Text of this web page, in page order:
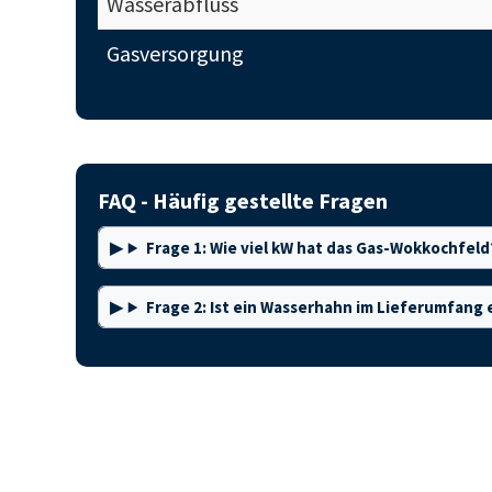
Gasversorgung
FAQ - Häufig gestellte Fragen
Frage 1: Wie viel kW hat das Gas-
Frage 2: Ist ein Wasserhahn im